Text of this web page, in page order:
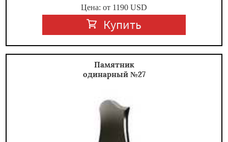
Цена: от 1190 USD
Купить
Памятник
одинарный №27